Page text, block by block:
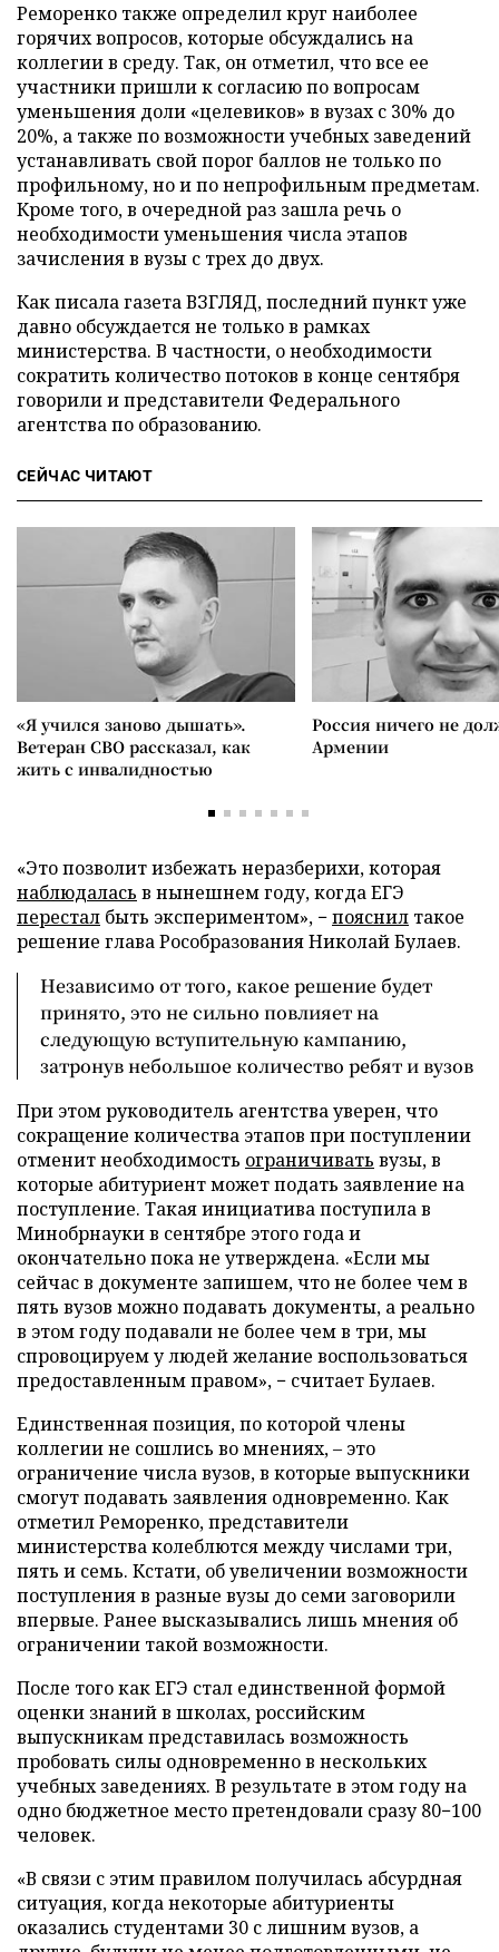
Реморенко также определил круг наиболее
горячих вопросов, которые обсуждались на
коллегии в среду. Так, он отметил, что все ее
участники пришли к согласию по вопросам
уменьшения доли «целевиков» в вузах с 30% до
20%, а также по возможности учебных заведений
устанавливать свой порог баллов не только по
профильному, но и по непрофильным предметам.
Кроме того, в очередной раз зашла речь о
необходимости уменьшения числа этапов
зачисления в вузы с трех до двух.
Как писала газета ВЗГЛЯД, последний пункт уже
давно обсуждается не только в рамках
министерства. В частности, о необходимости
сократить количество потоков в конце сентября
говорили и представители Федерального
агентства по образованию.
СЕЙЧАС ЧИТАЮТ
«Я учился заново дышать».
Ветеран СВО рассказал, как
жить с инвалидностью
Россия ничего не
Армении
«Это позволит избежать неразберихи, которая
наблюдалась в нынешнем году, когда ЕГЭ
перестал быть экспериментом», −пояснил такое
решение глава Рособразования Николай Булаев.
Независимо от того, какое решение будет
принято, это не сильно повлияет на
следующую вступительную кампанию,
затронув небольшое количество ребят и вузов
При этом руководитель агентства уверен, что
сокращение количества этапов при поступлении
отменит необходимость ограничивать вузы, в
которые абитуриент может подать заявление на
поступление. Такая инициатива поступила в
Минобрнауки в сентябре этого года и
окончательно пока не утверждена. «Если мы
сейчас в документе запишем, что не более чем в
пять вузов можно подавать документы, а реально
в этом году подавали не более чем в три, мы
спровоцируем у людей желание воспользоваться
предоставленным правом», − считает Булаев.
Единственная позиция, по которой члены
коллегии не сошлись во мнениях, – это
ограничение числа вузов, в которые выпускники
смогут подавать заявления одновременно. Как
отметил Реморенко, представители
министерства колеблются между числами три,
пять и семь. Кстати, об увеличении возможности
поступления в разные вузы до семи заговорили
впервые. Ранее высказывались лишь мнения об
ограничении такой возможности.
После того как ЕГЭ стал единственной формой
оценки знаний в школах, российским
выпускникам представилась возможность
пробовать силы одновременно в нескольких
учебных заведениях. В результате в этом году на
одно бюджетное место претендовали сразу 80−100
человек.
«В связи с этим правилом получилась абсурдная
ситуация, когда некоторые абитуриенты
оказались студентами 30 с лишним вузов, а